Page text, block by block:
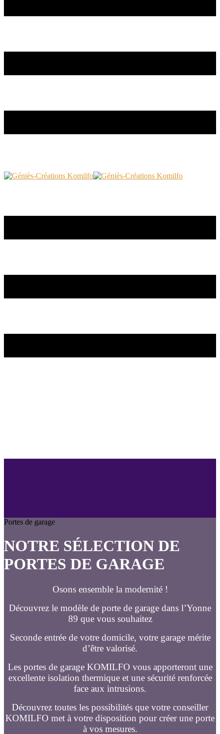
Portes de garage
NOTRE SÉLECTION DE
PORTES DE GARAGE
Osons ensemble la modernité !
Découvrez le modèle de porte de garage dans l’Yonne
89 que vous souhaitez
Seconde entrée de votre domicile, votre garage mérite
d’être valorisé.
Les portes de garage KOMILFO vous apporteront une
excellente isolation thermique et une sécurité renforcée
face aux intrusions.
Découvrez toutes les possibilités que votre conseiller
KOMILFO met à votre disposition pour créer une porte
à vos mesures.